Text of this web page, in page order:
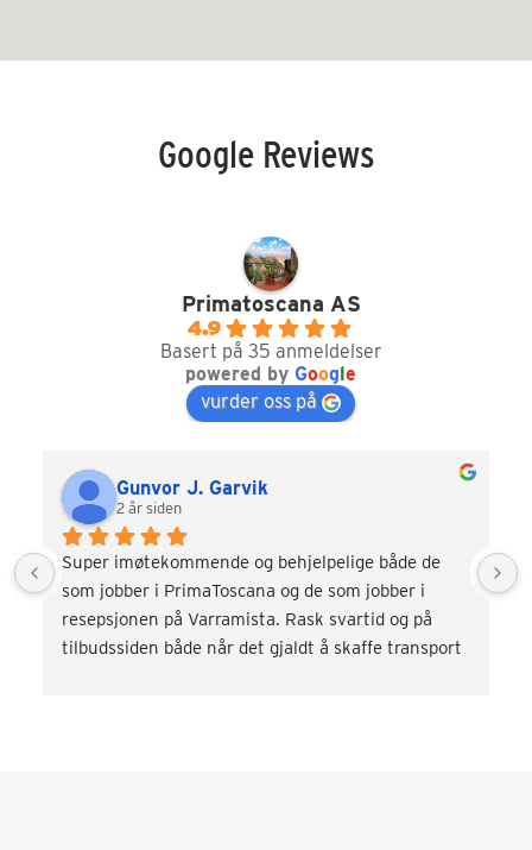
Google Reviews
Primatoscana AS
4.9
Basert på 35 anmeldelser
powered by Google
vurder oss på
Gunvor J. Garvik
2 år siden
Super imøtekommende og behjelpelige både de
som jobber i PrimaToscana og de som jobber i
resepsjonen på Varramista. Rask svartid og på
tilbudssiden både når det gjaldt å skaffe transport